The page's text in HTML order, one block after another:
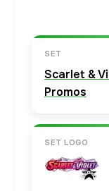
SET
Scarlet &
Promos
SET LOGO